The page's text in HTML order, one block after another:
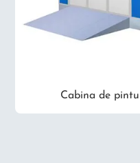
Cabina de